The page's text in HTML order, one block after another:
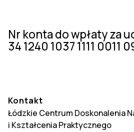
Nr konta do wpłaty za
34 1240 1037 1111 0011
Kontakt
Łódzkie Centrum Doskonalenia
i Kształcenia Praktycznego